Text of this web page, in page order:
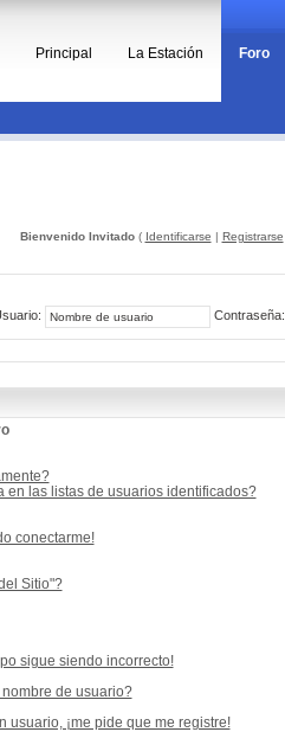
Principal La Estación Foro
Bienvenido Invitado( Identificarse | Registrarse
Contraseña:
en las listas de usuarios identificados?
conectarme!
Sitio"?
sigue siendo incorrecto!
de usuario?
¡me pide que me registre!